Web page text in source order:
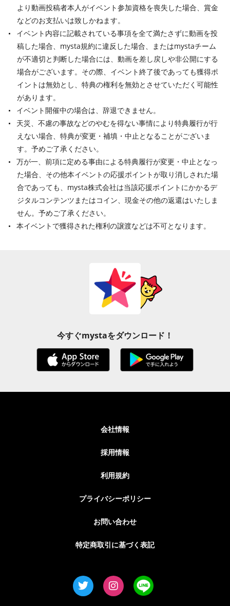
より動画投稿者本人がイベント参加資格を喪失した場合、賞金
などのお支払いは致しかねます。
イベント内容に記載されている事項を全て満たさずに動画を投
稿した場合、mysta規約に違反した場合、またはmystaチーム
が不適切と判断した場合には、動画を差し戻しや非公開にする
場合がございます。その際、イベント終了後であっても獲得ポ
イントは無効とし、特典の権利を無効とさせていただく可能性
があります。
イベント開催中の場合は、辞退できません。
天災、不慮の事故などのやむを得ない事情により特典履行が行
えない場合、特典が変更・補填・中止となることがございま
す。予めご了承ください。
万が一、前項に定める事由による特典履行が変更・中止となっ
た場合、その他本イベントの応援ポイントが取り消しされた場
合であっても、mysta株式会社は当該応援ポイントにかかるデ
ジタルコンテンツまたはコイン、現金その他の返還はいたしま
せん。予めご了承ください。
本イベントで獲得された権利の譲渡などは不可となります。
今すぐmystaをダウンロード！
会社情報
採用情報
利用規約
プライバシーポリシー
お問い合わせ
特定商取引に基づく表記